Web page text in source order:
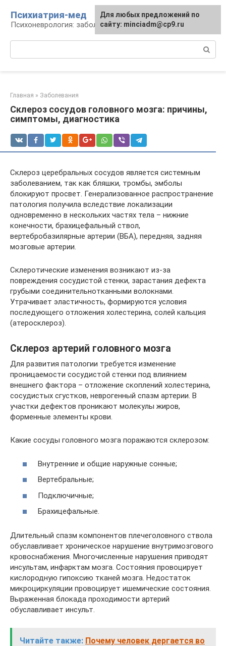
контенту
Психиатрия-мед
Психоневрология: заболевания и терапия
Главная » Заболевания
Склероз сосудов головного мозга: причины,
симптомы, диагностика
Склероз церебральных сосудов является системным
заболеванием, так как бляшки, тромбы, эмболы
блокируют просвет. Генерализованное распространение
патология получила вследствие локализации
одновременно в нескольких частях тела – нижние
конечности, брахицефальный ствол,
вертебробазилярные артерии (ВБА), передняя, задняя
мозговые артерии.
Склеротические изменения возникают из-за
повреждения сосудистой стенки, зарастания дефекта
грубыми соединительнотканными волокнами.
Утрачивает эластичность, формируются условия
последующего отложения холестерина, солей кальция
(атеросклероз).
Склероз артерий головного мозга
Для развития патологии требуется изменение
проницаемости сосудистой стенки под влиянием
внешнего фактора – отложение скоплений холестерина,
сосудистых сгустков, неврогенный спазм артерии. В
участки дефектов проникают молекулы жиров,
форменные элементы крови.
Какие сосуды головного мозга поражаются склерозом:
Внутренние и общие наружные сонные;
Вертебральные;
Подключичные;
Брахицефальные.
Длительный спазм компонентов плечеголовного ствола
обуславливает хроническое нарушение внутримозгового
кровоснабжения. Многочисленные нарушения приводят
инсультам, инфарктам мозга. Состояния провоцирует
кислородную гипоксию тканей мозга. Недостаток
микроциркуляции провоцирует ишемические состояния.
Выраженная блокада проходимости артерий
обуславливает инсульт.
Читайте также: Почему человек дергается во
Для любых предложений по
сайту: minciadm@cp9.ru